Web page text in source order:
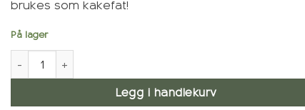
brukes som kakefat!
På lager
KRUM Tallerken Stor, Skog antall
Legg i handlekurv